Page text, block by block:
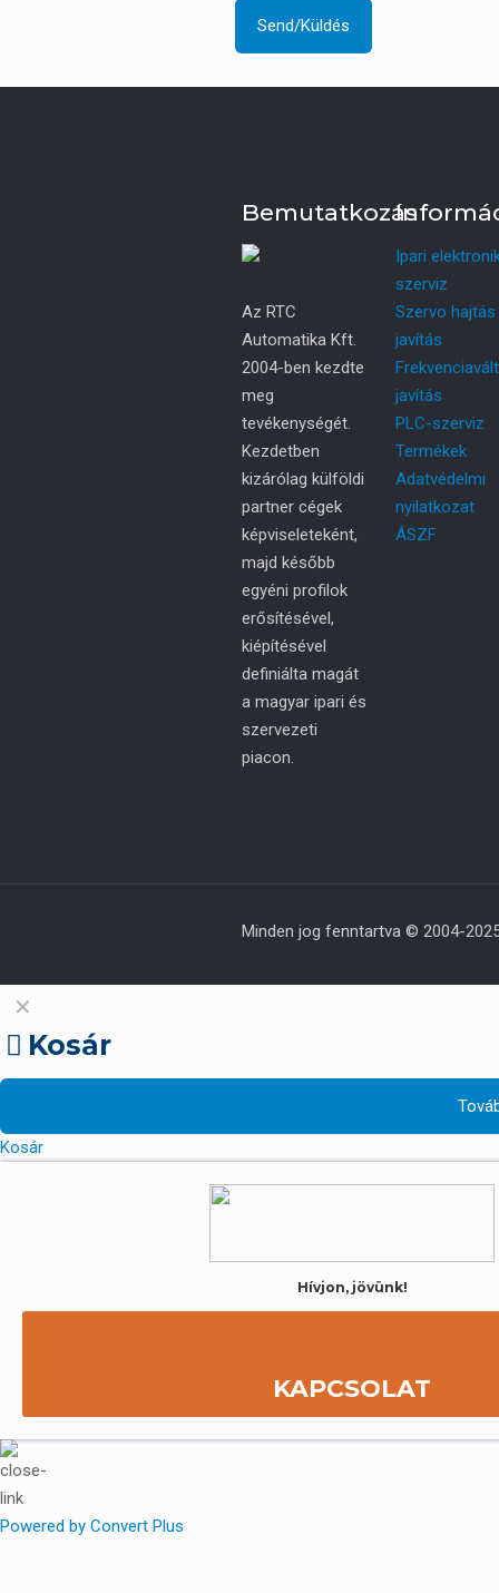
Bemutatkozás
Az RTC
Automatika Kft.
2004-ben kezdte
meg
tevékenységét.
Kezdetben
kizárólag külföldi
partner cégek
képviseleteként,
majd később
egyéni profilok
erősítésével,
kiépítésével
definiálta magát
a magyar ipari és
szervezeti
piacon.
Ipari
szerviz
Szervo hajtás
javítás
javítás
PLC-szerviz
Termékek
Adatvédelmi
nyilatkozat
ÁSZF
Minden jog fenntartva © 2004-
✕
Kosár
Kosár
Hívjon, jövünk!
KAPCSOLAT
Powered by Convert Plus